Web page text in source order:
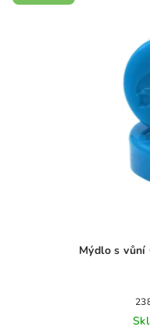
Mýdlo s